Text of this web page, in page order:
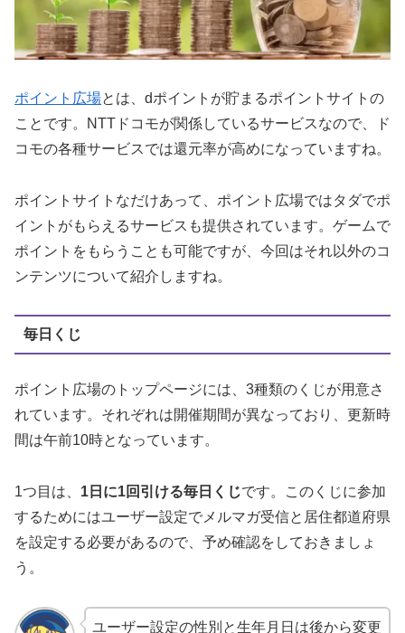
ポイント広場とは、dポイントが貯まるポイントサイトの
ことです。NTTドコモが関係しているサービスなので、ド
コモの各種サービスでは還元率が高めになっていますね。
ポイントサイトなだけあって、ポイント広場ではタダでポ
イントがもらえるサービスも提供されています。ゲームで
ポイントをもらうことも可能ですが、今回はそれ以外のコ
ンテンツについて紹介しますね。
毎日くじ
ポイント広場のトップページには、3種類のくじが用意さ
れています。それぞれは開催期間が異なっており、更新時
間は午前10時となっています。
1つ目は、 1日に1回引ける毎日くじです。このくじに参加
するためにはユーザー設定でメルマガ受信と居住都道府県
を設定する必要があるので、予め確認をしておきましょ
う。
ユーザー設定の性別と生年月日は後から変更